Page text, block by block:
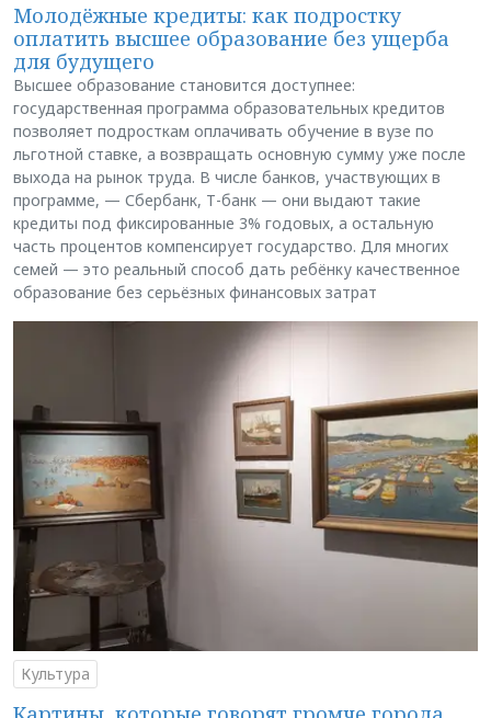
Молодёжные кредиты: как подростку
оплатить высшее образование без ущерба
для будущего
Высшее образование становится доступнее:
государственная программа образовательных кредитов
позволяет подросткам оплачивать обучение в вузе по
льготной ставке, а возвращать основную сумму уже после
выхода на рынок труда. В числе банков, участвующих в
программе, — Сбербанк, Т-банк — они выдают такие
кредиты под фиксированные 3% годовых, а остальную
часть процентов компенсирует государство. Для многих
семей — это реальный способ дать ребёнку качественное
образование без серьёзных финансовых затрат
Культура